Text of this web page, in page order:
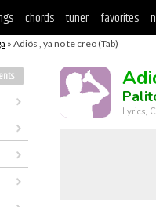
chords tuner favorites
» Adiós , ya no te creo (Tab)
Lyrics,